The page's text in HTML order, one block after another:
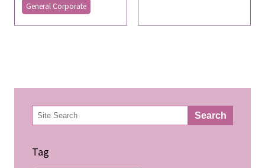
General Corporate
検
索 Search
Tag